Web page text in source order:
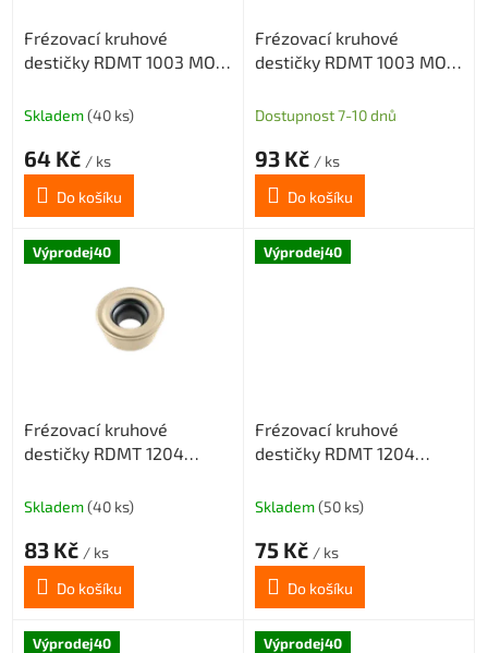
Frézovací kruhové
destičky RDMT 1003 MOT
Skladem(40 ks)
64 Kč / ks
Do košíku
Frézovací kruhové
destičky RDMT 1003 MOT
nerezi)
Dostupnost 7-10 dnů
93 Kč / ks
Do košíku
Výprodej40
Frézovací kruhové
destičky RDMT 1204
Skladem(40 ks)
83 Kč / ks
Do košíku
Výprodej40
Frézovací kruhové
destičky RDMT 1204
Skladem(50 ks)
75 Kč / ks
Do košíku
Výprodej40 Výprodej40